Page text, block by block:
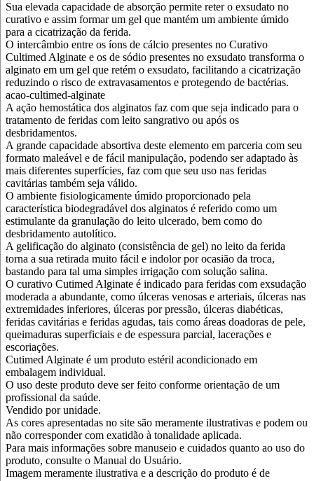
Sua elevada capacidade de absorção permite reter o exsudato no
curativo e assim formar um gel que mantém um ambiente úmido
para a cicatrização da ferida.
O intercâmbio entre os íons de cálcio presentes no Curativo
Cultimed Alginate e os de sódio presentes no exsudato transforma o
alginato em um gel que retém o exsudato, facilitando a cicatrização
reduzindo o risco de extravasamentos e protegendo de bactérias.
acao-cultimed-alginate
A ação hemostática dos alginatos faz com que seja indicado para o
tratamento de feridas com leito sangrativo ou após os
desbridamentos.
A grande capacidade absortiva deste elemento em parceria com seu
formato maleável e de fácil manipulação, podendo ser adaptado às
mais diferentes superfícies, faz com que seu uso nas feridas
cavitárias também seja válido.
O ambiente fisiologicamente úmido proporcionado pela
característica biodegradável dos alginatos é referido como um
estimulante da granulação do leito ulcerado, bem como do
desbridamento autolítico.
A gelificação do alginato (consistência de gel) no leito da ferida
torna a sua retirada muito fácil e indolor por ocasião da troca,
bastando para tal uma simples irrigação com solução salina.
O curativo Cutimed Alginate é indicado para feridas com exsudação
moderada a abundante, como úlceras venosas e arteriais, úlceras nas
extremidades inferiores, úlceras por pressão, úlceras diabéticas,
feridas cavitárias e feridas agudas, tais como áreas doadoras de pele,
queimaduras superficiais e de espessura parcial, lacerações e
escoriações.
Cutimed Alginate é um produto estéril acondicionado em
embalagem individual.
O uso deste produto deve ser feito conforme orientação de um
profissional da saúde.
Vendido por unidade.
As cores apresentadas no site são meramente ilustrativas e podem ou
não corresponder com exatidão à tonalidade aplicada.
Para mais informações sobre manuseio e cuidados quanto ao uso do
produto, consulte o Manual do Usuário.
Imagem meramente ilustrativa e a descrição do produto é de